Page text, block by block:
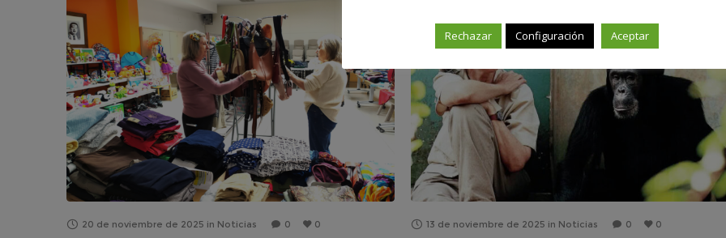
20 de noviembre de 2025 in Noticias 0 0 13 de noviembre de 2025 in Noticias 0 0
Rechazar Configuración Aceptar